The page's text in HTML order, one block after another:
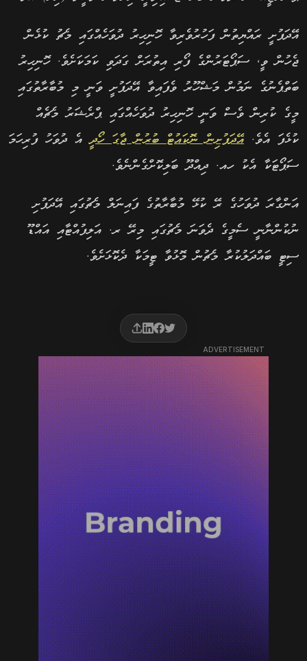
އޭދަފުށީ ރައްޔިތުން ފަހުރުވެރިވާ ހޮނިހިރު ދުވަހެއްގައި މެޗު ކުޅެން
ޖެހުން ވީ, ސަޕޯޓަރުންގެ ފޯރި އިތުރަށް ގަދަވި ކަމަކަށެވެ. ހޮނިހިރު
ބަތްޕެނުގެ ނަމުން މަޝްހޫރު ވެފައިވާ އޭދަފުށީ ވަނީ މި މުބާރާތުގައި
މީގެ ކުރިން ވެސް ވަނީ ހޮނިހިރު ދުވަހެއްގައި ޕްރެޝަރު މެޗެއް
ކުޅެފަ އެވެ.އޭދަފުށިން ނޮކައުޓް ބުރުން ޖާގަ ހޯދީއެ ދުވަހު ފުރިހަމަ
ސަޕޯޓަކާ އެކު ހއ. ދިއްދޫ ބަލިކޮށްގެންނެވެ.
އަންގާރަ ދުވަހުގެ ރޭ ކުޅޭ މުބާރާތުގެ ފައިނަލް މެޗުގައި އޭދަފުށި
ނުކުންނާނީ ސެމީގެ ދެވަނަ މެޗުގައި މިރޭ ރ. އަލިފުއްޓާއި އައްޑޫ
ސިޓީ ބައްދަލުކުރާ މެޗުން މޮޅުވާ ޓީމަކާ ދެކޮޅަށެވެ.
ADVERTISEMENT